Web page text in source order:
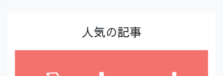
人気の記事